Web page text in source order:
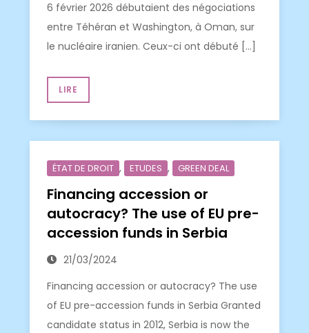
6 février 2026 débutaient des négociations
entre Téhéran et Washington, à Oman, sur
le nucléaire iranien. Ceux-ci ont débuté […]
LIRE
ÉTAT DE DROIT , ETUDES , GREEN DEAL
Financing accession or
autocracy? The use of EU pre-
accession funds in Serbia
21/03/2024
Financing accession or autocracy? The use
of EU pre-accession funds in Serbia Granted
candidate status in 2012, Serbia is now the